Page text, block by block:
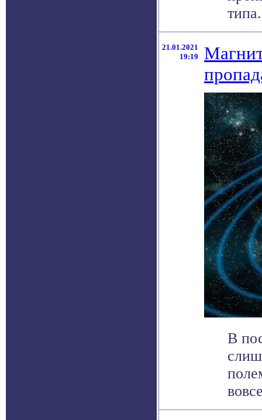
21.01.2021
19:19
В